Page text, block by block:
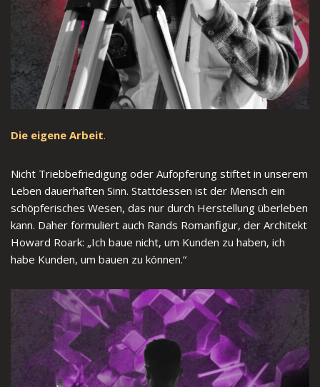
Die eigene Arbeit.
Nicht Triebbefriedigung oder Aufopferung stiftet in unserem
Leben dauerhaften Sinn. Stattdessen ist der Mensch ein
schöpferisches Wesen, das nur durch Herstellung überleben
kann. Daher formuliert auch Rands Romanfigur, der Architekt
Howard Roark: „Ich baue nicht, um Kunden zu haben, ich
habe Kunden, um bauen zu können.“